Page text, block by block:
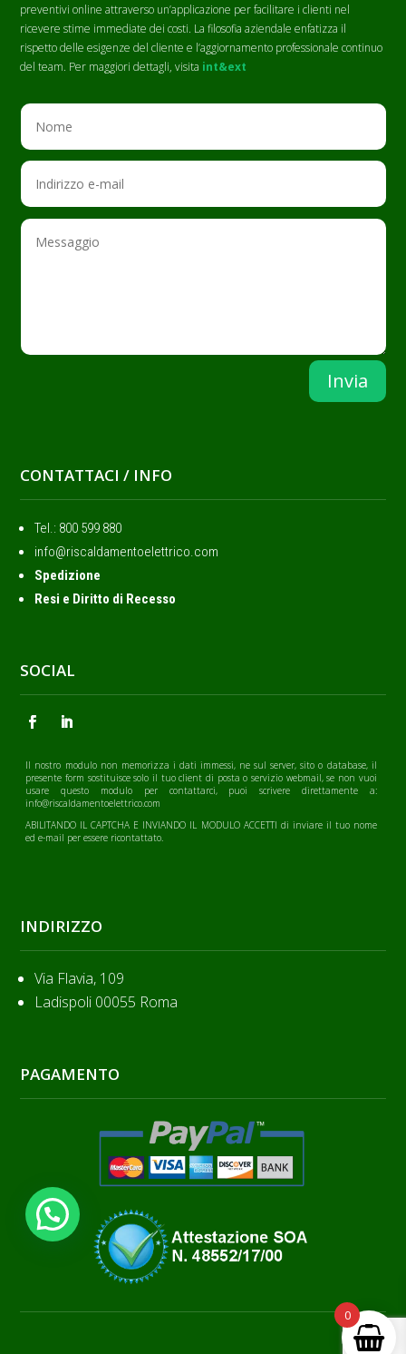
preventivi online attraverso un’applicazione per facilitare i clienti nel
ricevere stime immediate dei costi. La filosofia aziendale enfatizza il
rispetto delle esigenze del cliente e l’aggiornamento professionale continuo
del team. Per maggiori dettagli, visita int&ext
Invia
CONTATTACI / INFO
Tel.: ‭800 599 880
info@riscaldamentoelettrico.com
Spedizione
Resi e Diritto di Recesso
SOCIAL
Il nostro modulo non memorizza i dati immessi, ne sul server, sito o database, il
presente form sostituisce solo il tuo client di posta o servizio webmail, se non vuoi
usare questo modulo per contattarci, puoi scrivere direttamente a:
info@riscaldamentoelettrico.com
ABILITANDO IL CAPTCHA E INVIANDO IL MODULO ACCETTI di inviare il tuo nome
ed e-mail per essere ricontattato.
INDIRIZZO
Via Flavia, 109
Ladispoli 00055 Roma
PAGAMENTO
0
Hai bisogno di aiuto?